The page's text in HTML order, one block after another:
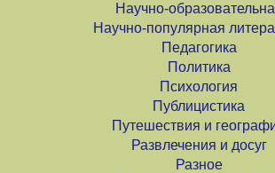
Научно-
Научно-популярная
Педагогика
Политика
Психология
Публицистика
Путешествия и
Развлечения и досуг
Разное